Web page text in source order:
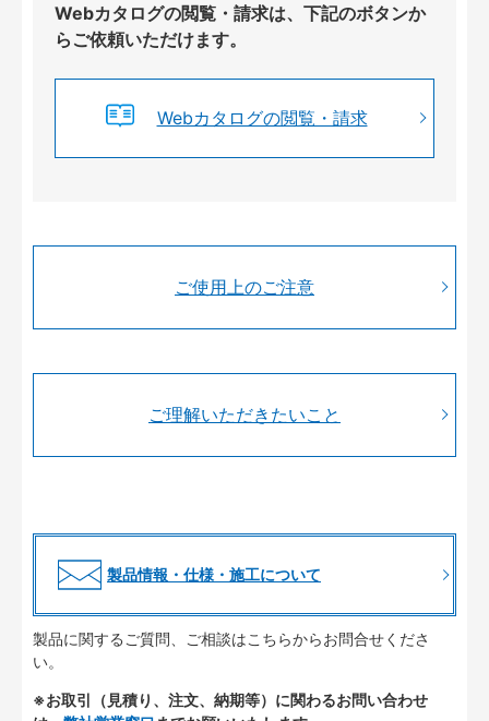
Webカタログの閲覧・請求は、下記のボタンか
らご依頼いただけます。
Webカタログの閲覧・請求
ご使用上のご注意
ご理解いただきたいこと
製品情報・仕様・施工について
製品に関するご質問、ご相談はこちらからお問合せくださ
い。
※お取引（見積り、注文、納期等）に関わるお問い合わせ